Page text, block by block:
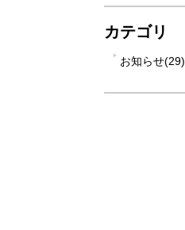
カテゴリ
お知らせ(29)